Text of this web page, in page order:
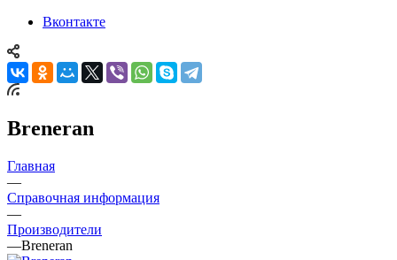
Вконтакте
Breneran
Главная
—
Справочная информация
—
Производители
—Breneran